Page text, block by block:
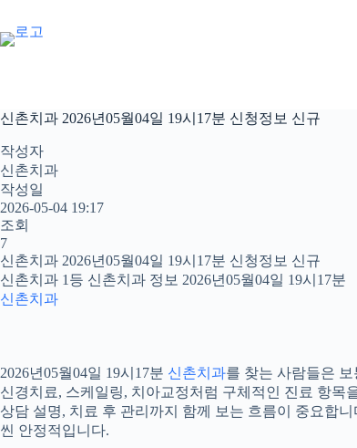
으
뛰
기
신촌치과 2026년05월04일 19시17분 신청정보 신규
작성자
신촌치과
작성일
2026-05-04 19:17
조회
7
신촌치과 2026년05월04일 19시17분 신청정보 신규
신촌치과 1등 신촌치과 정보 2026년05월04일 19시17분
신촌치과
2026년05월04일 19시17분 신촌치과를 찾는 사람들은
신경치료, 스케일링, 치아교정처럼 구체적인 진료 항목
상담 설명, 치료 후 관리까지 함께 보는 흐름이 중요합
씬 안정적입니다.